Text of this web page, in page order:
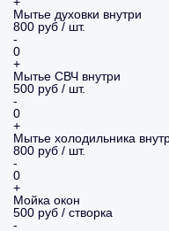
Мытье духовки внутри
800 руб / шт.
-
0
+
Мытье СВЧ внутри
500 руб / шт.
-
0
+
Мытье холодильника
800 руб / шт.
-
0
+
Мойка окон
500 руб / створка
-